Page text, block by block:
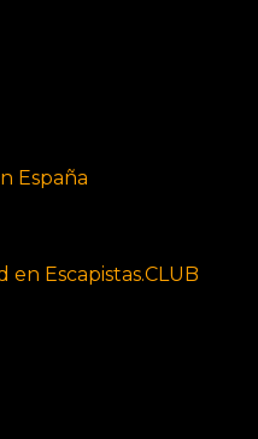
España
Escapistas.CLUB